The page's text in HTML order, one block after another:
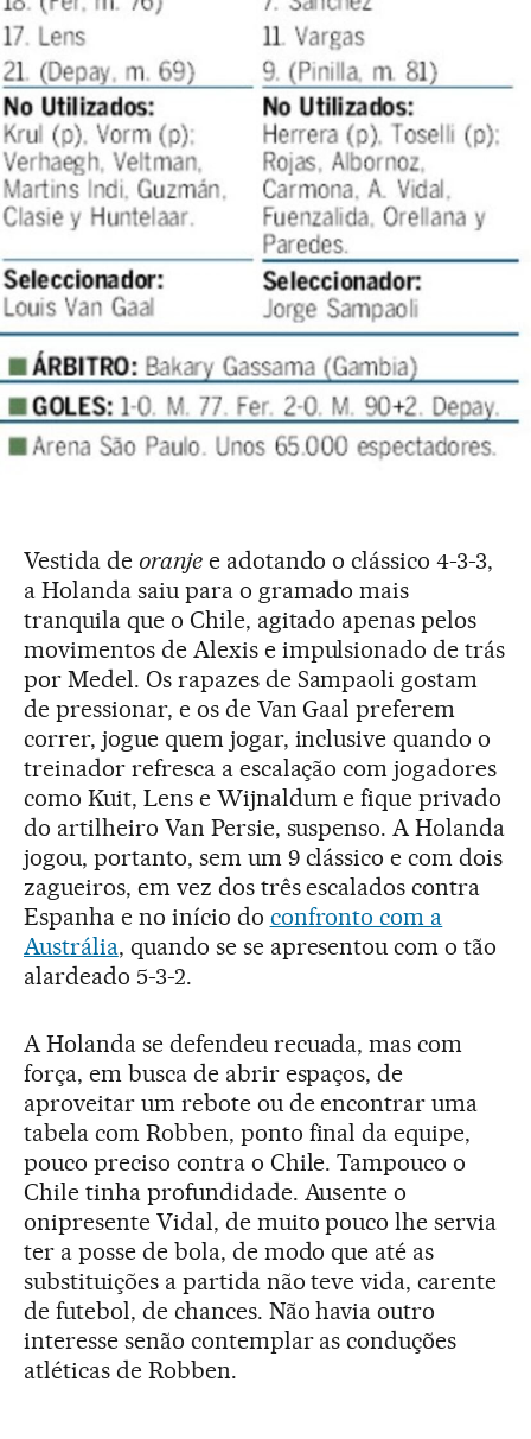
Vestida de oranjee adotando o clássico 4-3-3,
a Holanda saiu para o gramado mais
tranquila que o Chile, agitado apenas pelos
movimentos de Alexis e impulsionado de trás
por Medel. Os rapazes de Sampaoli gostam
de pressionar, e os de Van Gaal preferem
correr, jogue quem jogar, inclusive quando o
treinador refresca a escalação com jogadores
como Kuit, Lens e Wijnaldum e fique privado
do artilheiro Van Persie, suspenso. A Holanda
jogou, portanto, sem um 9 clássico e com dois
zagueiros, em vez dos três escalados contra
Espanha e no início do confronto com a
Austrália, quando se se apresentou com o tão
alardeado 5-3-2.
A Holanda se defendeu recuada, mas com
força, em busca de abrir espaços, de
aproveitar um rebote ou de encontrar uma
tabela com Robben, ponto final da equipe,
pouco preciso contra o Chile. Tampouco o
Chile tinha profundidade. Ausente o
onipresente Vidal, de muito pouco lhe servia
ter a posse de bola, de modo que até as
substituições a partida não teve vida, carente
de futebol, de chances. Não havia outro
interesse senão contemplar as conduções
atléticas de Robben.